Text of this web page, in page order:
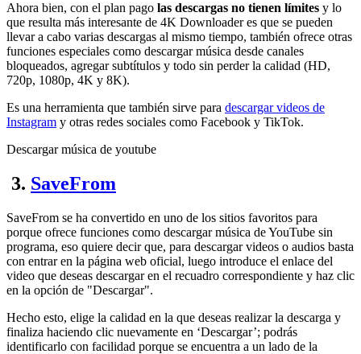
Ahora bien, con el plan pago las descargas no tienen límites y lo
que resulta más interesante de 4K Downloader es que se pueden
llevar a cabo varias descargas al mismo tiempo, también ofrece otras
funciones especiales como descargar música desde canales
bloqueados, agregar subtítulos y todo sin perder la calidad (HD,
720p, 1080p, 4K y 8K).
Es una herramienta que también sirve para descargar videos de
Instagram y otras redes sociales como Facebook y TikTok.
Descargar música de youtube
3. SaveFrom
SaveFrom se ha convertido en uno de los sitios favoritos para
porque ofrece funciones como descargar música de YouTube sin
programa, eso quiere decir que, para descargar videos o audios basta
con entrar en la página web oficial, luego introduce el enlace del
video que deseas descargar en el recuadro correspondiente y haz clic
en la opción de "Descargar".
Hecho esto, elige la calidad en la que deseas realizar la descarga y
finaliza haciendo clic nuevamente en ‘Descargar’; podrás
identificarlo con facilidad porque se encuentra a un lado de la